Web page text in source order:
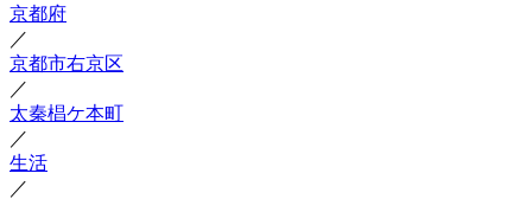
京都府
／
京都市右京区
／
太秦椙ケ本町
／
生活
／